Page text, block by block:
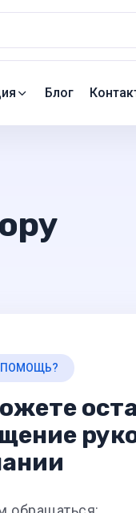
Блог